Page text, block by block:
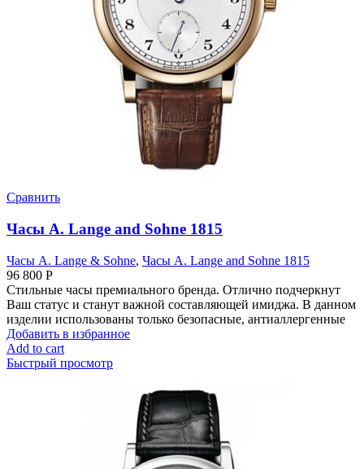
Сравнить
Часы A. Lange and Sohne 1815
Часы A. Lange & Sohne, Часы A. Lange and Sohne 1815
96 800 Р
Стильные часы премиального бренда. Отлично подчеркнут
Ваш статус и станут важной составляющей имиджа. В данном
изделии использованы только безопасные, антиаллергенные
Добавить в избранное
Add to cart
Быстрый просмотр